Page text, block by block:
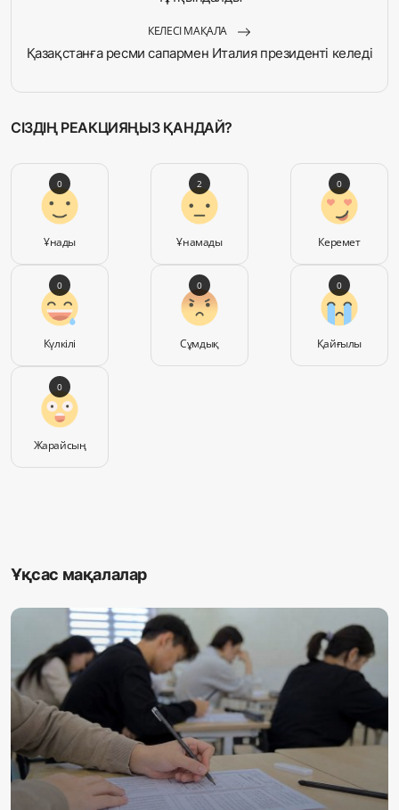
КЕЛЕСІ МАҚАЛА
Қазақстанға ресми сапармен Италия президенті келеді
СІЗДІҢ РЕАКЦИЯҢЫЗ ҚАНДАЙ?
Ұнады
0
Ұнамады
2
Керемет
0
Күлкілі
0
Сұмдық
0
Қайғылы
0
Жарайсың
0
Ұқсас мақалалар